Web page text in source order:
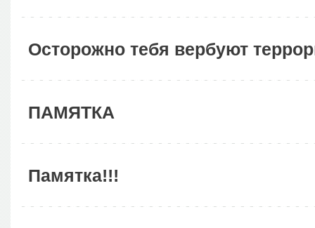
Осторожно тебя вербуют
ПАМЯТКА
Памятка!!!